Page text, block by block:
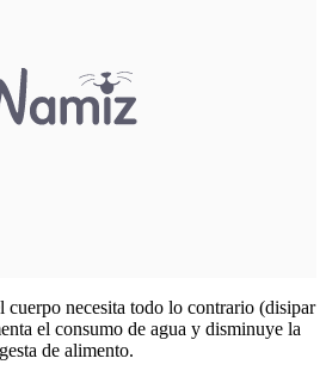
cuerpo necesita todo lo contrario (disipar
el consumo de agua y disminuye la
de alimento.